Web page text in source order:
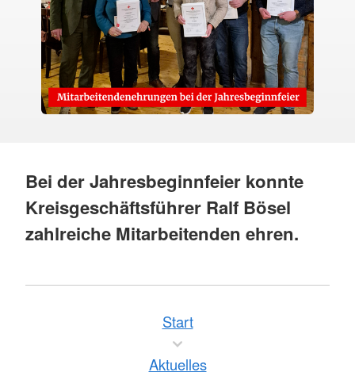
Bei der Jahresbeginnfeier konnte
Kreisgeschäftsführer Ralf Bösel
zahlreiche Mitarbeitenden ehren.
Start
Aktuelles